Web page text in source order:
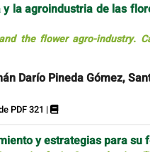
la agroindustria de las
the flower agro-industry.
Darío Pineda Gómez,
PDF 321 |
y estrategias para su